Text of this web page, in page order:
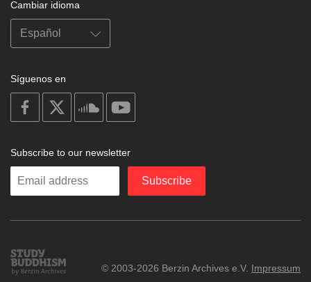
Cambiar idioma
Síguenos en
on
facebook
soundcloud
Subscribe to our newsletter
Enter
Subscribe
Study
Buddhism
© 2003-2026 Berzin Archives e.V. Impressum